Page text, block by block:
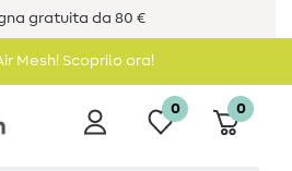
gratuita da 80 €
Mesh! Scoprilo ora!
0 0